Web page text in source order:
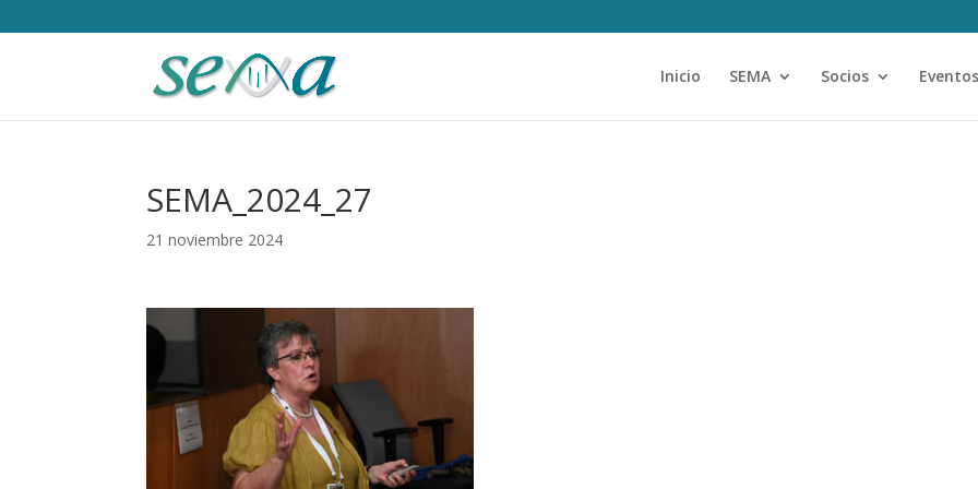
Inicio SEMA Socios Eventos
SEMA_2024_27
21 noviembre 2024